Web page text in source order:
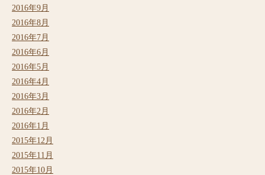
2016年9月
2016年8月
2016年7月
2016年6月
2016年5月
2016年4月
2016年3月
2016年2月
2016年1月
2015年12月
2015年11月
2015年10月